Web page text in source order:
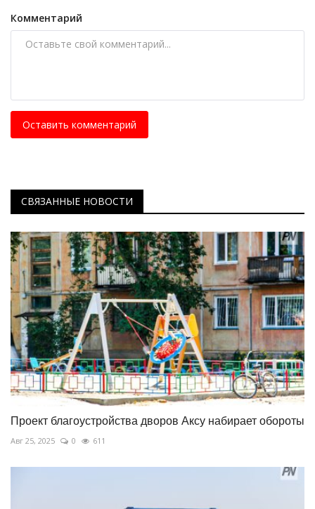
Комментарий
Оставить комментарий
СВЯЗАННЫЕ НОВОСТИ
Проект благоустройства дворов Аксу набирает обороты
Авг 25, 2025 0 611